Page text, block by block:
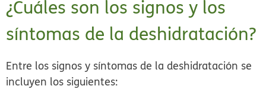
¿Cuáles son los signos y los
síntomas de la deshidratación?
Entre los signos y síntomas de la deshidratación se
incluyen los siguientes: